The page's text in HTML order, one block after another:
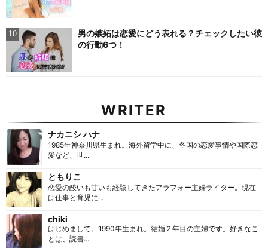
男の嫉妬は恋愛にどう表れる？チェックしたい彼
の行動6つ！
WRITER
ナカニシ ハナ
1985年神奈川県生まれ。海外留学中に、各国の恋愛事情や国際恋
愛など、世...
ともりこ
恋愛の酸いも甘いも経験してきたアラフォー主婦ライター。現在
は仕事と育児に...
chiki
はじめまして。1990年生まれ。結婚２年目の主婦です。好きなこ
とは、読書...